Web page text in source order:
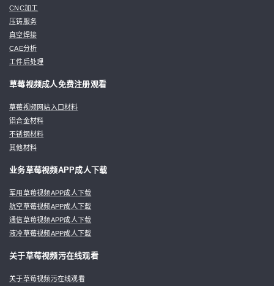
CNC加工
压铸服务
真空焊接
CAE分析
工件后处理
草莓视频成人免费注册观看
草莓视频网站入口材料
铝合金材料
不锈钢材料
其他材料
业务草莓视频APP成人下载
军用草莓视频APP成人下载
航空草莓视频APP成人下载
通信草莓视频APP成人下载
液冷草莓视频APP成人下载
关于草莓视频污在线观看
关于草莓视频污在线观看